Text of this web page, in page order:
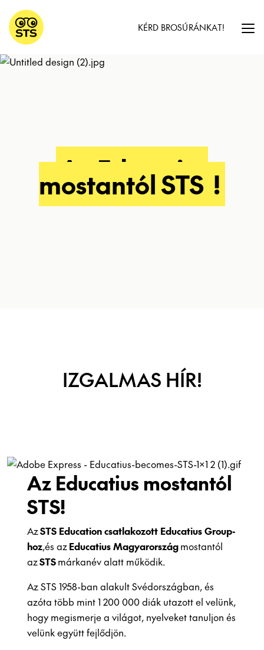
KÉRD BROSÚRÁNKAT!
Az Educatius
mostantól STS !
IZGALMAS HÍR!
Az Educatius mostantól
STS!
AzSTS Education csatlakozott Educatius Group-
hoz,és azEducatius Magyarországmostantól
azSTSmárkanév alatt működik.
Az STS 1958-ban alakult Svédországban, és
azóta több mint 1 200 000 diák utazott el velünk,
hogy megismerje a világot, nyelveket tanuljon és
velünk együtt fejlődjön.